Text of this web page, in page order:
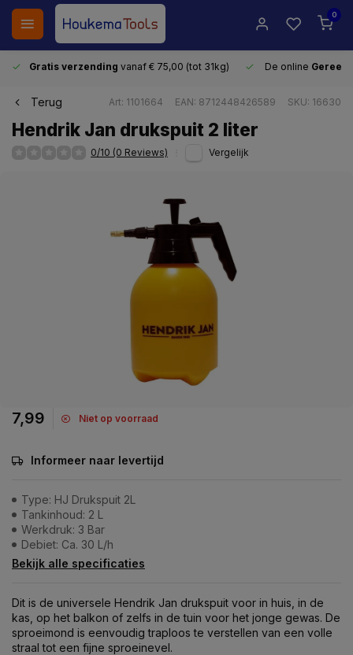
0
Gratis verzending vanaf € 75,00 (tot 31kg) De online
Terug Art: 1101664 EAN: 8712448426589 SKU: 16630
Hendrik Jan drukspuit 2 liter
0/10 (0 Reviews) Vergelijk
7,99 Niet op voorraad
Informeer naar levertijd
Type: HJ Drukspuit 2L
Tankinhoud: 2 L
Werkdruk: 3 Bar
Debiet: Ca. 30 L/h
Bekijk alle specificaties
Dit is de universele Hendrik Jan drukspuit voor in huis, in de
kas, op het balkon of zelfs in de tuin voor het jonge gewas. De
sproeimond is eenvoudig traploos te verstellen van een volle
straal tot een fijne sproeinevel.